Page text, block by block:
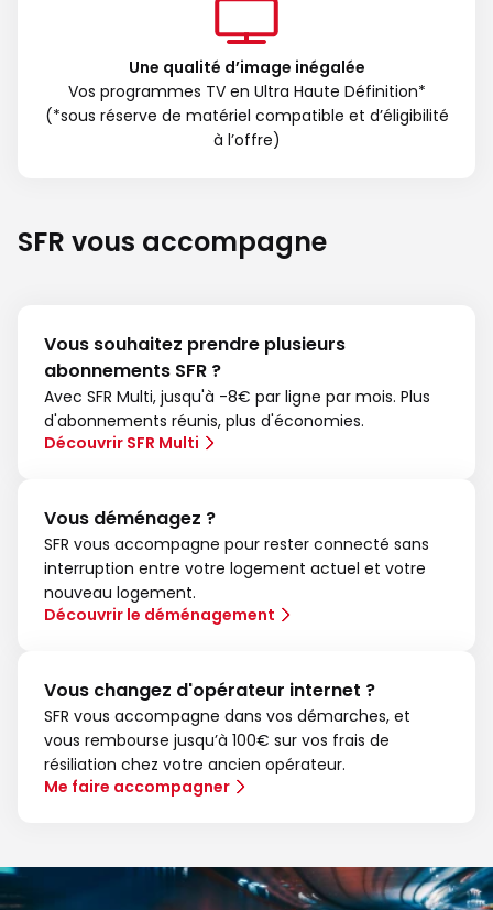
Une qualité d’image inégalée
Vos programmes TV en Ultra Haute Définition*
(*sous réserve de matériel compatible et d’éligibilité
à l’offre)
SFR vous accompagne
Vous souhaitez prendre plusieurs
abonnements SFR ?
Avec SFR Multi, jusqu'à -8€ par ligne par mois. Plus
d'abonnements réunis, plus d'économies.
Découvrir SFR Multi
Vous déménagez ?
SFR vous accompagne pour rester connecté sans
interruption entre votre logement actuel et votre
nouveau logement.
Découvrir le déménagement
Vous changez d'opérateur internet ?
SFR vous accompagne dans vos démarches, et
vous rembourse jusqu’à 100€ sur vos frais de
résiliation chez votre ancien opérateur.
Me faire accompagner